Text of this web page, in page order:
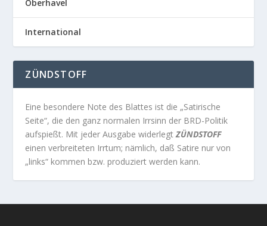
Oberhavel
International
ZÜNDSTOFF
Eine besondere Note des Blattes ist die „Satirische
Seite“, die den ganz normalen Irrsinn der BRD-Politik
aufspießt. Mit jeder Ausgabe widerlegtZÜNDSTOFF
einen verbreiteten Irrtum; nämlich, daß Satire nur von
„links“ kommen bzw. produziert werden kann.